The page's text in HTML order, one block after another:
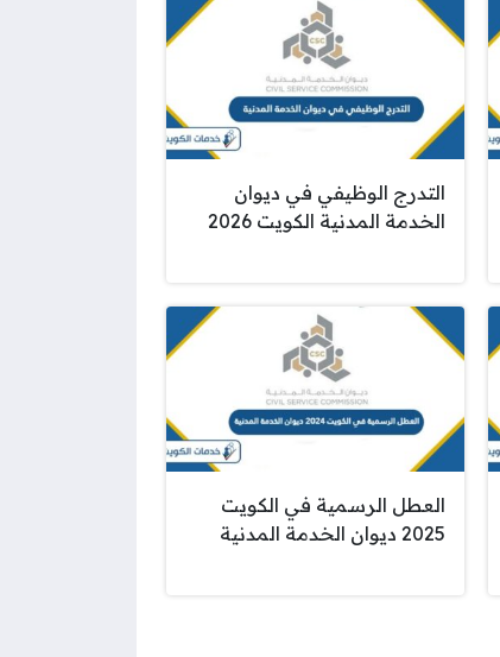
التدرج الوظيفي في ديوان
الخدمة المدنية الكويت 2026
العطل الرسمية في الكويت
2025 ديوان الخدمة المدنية